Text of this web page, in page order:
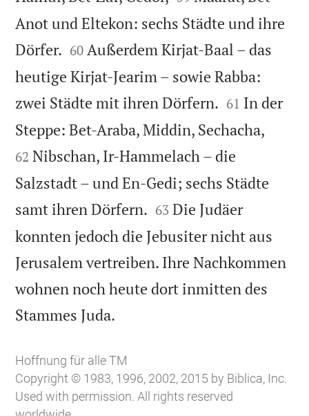
Anot und Eltekon: sechs Städte und ihre
Dörfer. 

60 Außerdem Kirjat-Baal – das
heutige Kirjat-Jearim – sowie Rabba:
zwei Städte mit ihren Dörfern. 

61 In der
Steppe: Bet-Araba, Middin, Sechacha,
62 Nibschan, Ir-Hammelach – die
Salzstadt – und En-Gedi; sechs Städte
samt ihren Dörfern. 

63 Die Judäer
konnten jedoch die Jebusiter nicht aus
Jerusalem vertreiben. Ihre Nachkommen
wohnen noch heute dort inmitten des
Stammes Juda.
Hoffnung für alle TM
Copyright © 1983, 1996, 2002, 2015 by Biblica, Inc.
Used with permission. All rights reserved